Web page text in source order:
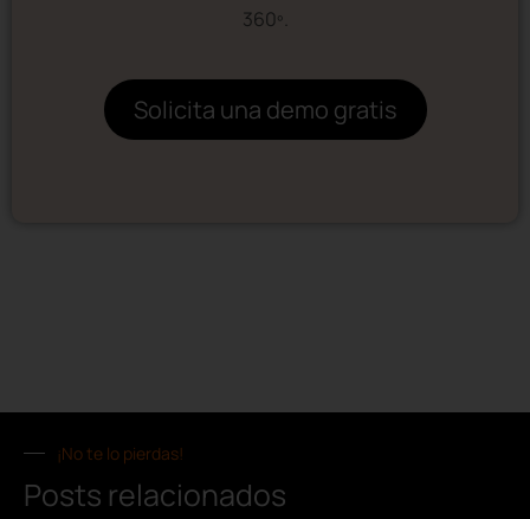
360º.
Solicita una demo gratis
¡No te lo pierdas!
Posts relacionados